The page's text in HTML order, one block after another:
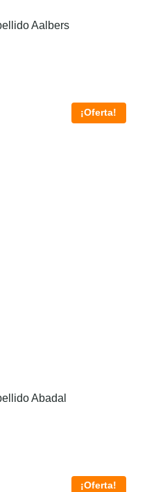
Aalbers
¡Oferta!
Abadal
¡Oferta!